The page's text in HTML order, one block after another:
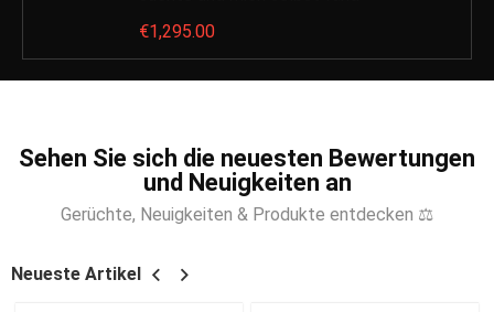
€1,295.00
Sehen Sie sich die neuesten Bewertungen
und Neuigkeiten an
Gerüchte, Neuigkeiten & Produkte entdecken ⚖
Neueste Artikel